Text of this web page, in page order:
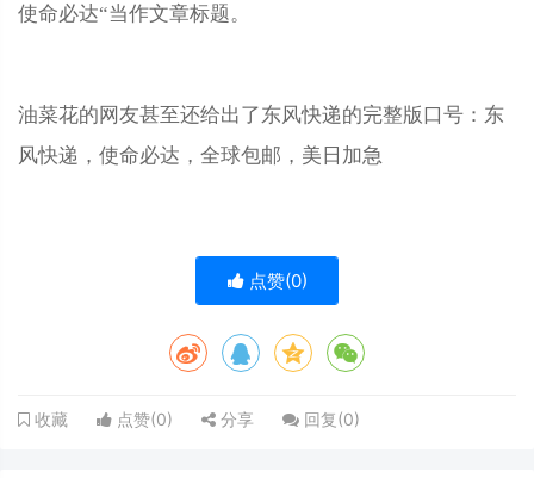
使命必达“当作文章标题。
油菜花的网友甚至还给出了东风快递的完整版口号：东
风快递，使命必达，全球包邮，美日加急
点赞(0)
收藏 点赞(0) 分享 回复(0)